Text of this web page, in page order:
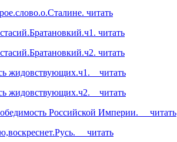
читать
читать
читать
жидовствующих.ч1. читать
жидовствующих.ч2. читать
Российской Империи. читать
читать